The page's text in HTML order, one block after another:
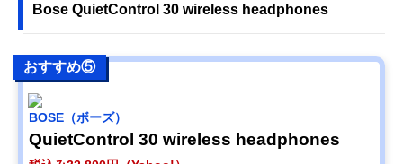
Bose QuietControl 30 wireless headphones
おすすめ⑤
BOSE（ボーズ）
QuietControl 30 wireless headphones